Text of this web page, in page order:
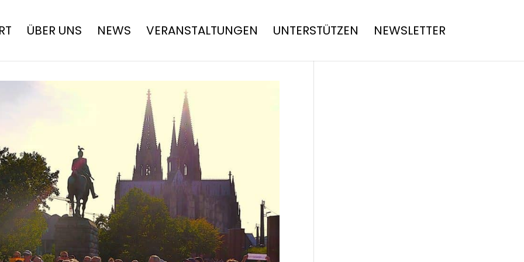
ÜBER UNS NEWS VERANSTALTUNGEN UNTERSTÜTZEN NEWSLETTER